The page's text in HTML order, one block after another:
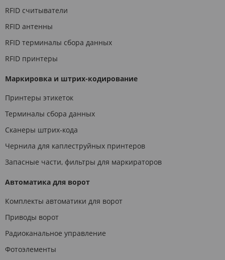
RFID считыватели
RFID антенны
RFID терминалы сбора данных
RFID принтеры
Маркировка и штрих-кодирование
Принтеры этикеток
Терминалы сбора данных
Сканеры штрих-кода
Чернила для каплеструйных принтеров
Запасные части, фильтры для маркираторов
Автоматика для ворот
Комплекты автоматики для ворот
Приводы ворот
Радиоканальное управление
Фотоэлементы